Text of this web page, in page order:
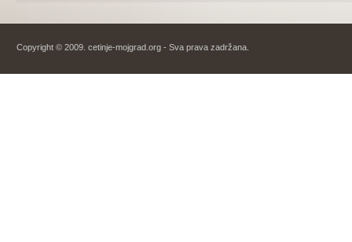
Copyright © 2009. cetinje-mojgrad.org - Sva prava zadržana.